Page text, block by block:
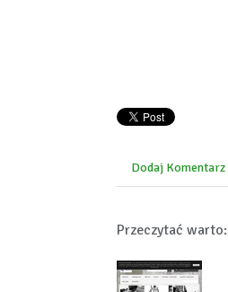
Dodaj Komentarz
Przeczytać warto: